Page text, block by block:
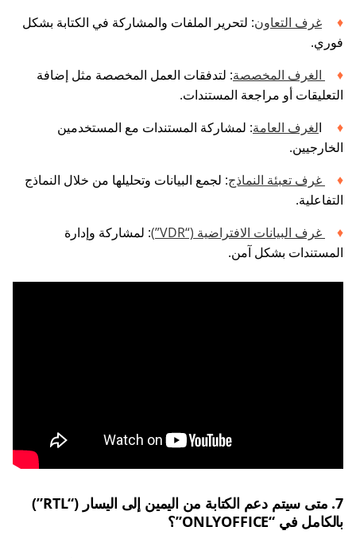
غرف التعاون: لتحرير الملفات والمشاركة في الكتابة بشكل
فوري.
الغرف المخصصة: لتدفقات العمل المخصصة مثل إضافة
التعليقات أو مراجعة المستندات.
الغرف العامة: لمشاركة المستندات مع المستخدمين
الخارجيين.
غرف تعبئة النماذج: لجمع البيانات وتحليلها من خلال النماذج
التفاعلية.
غرف البيانات الافتراضية (“VDR”
): لمشاركة وإدارة
المستندات بشكل آمن.
7. متى سيتم دعم الكتابة من اليمين إلى اليسار (“RTL”)
بالكامل في “ONLYOFFICE”؟